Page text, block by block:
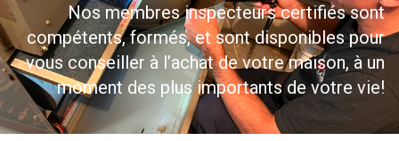
Nos membres inspecteurs certifiés sont
compétents, formés, et sont disponibles pour
vous conseiller à l’achat de votre maison, à un
moment des plus importants de votre vie!